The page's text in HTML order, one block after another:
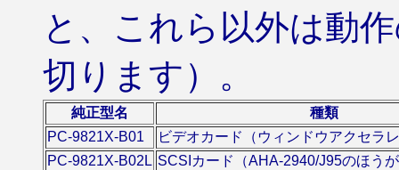
と、これら以外は動
切ります）。
純正型名
種類
PC-9821X-B01
ビデオカード（ウィンドウアクセラ
PC-9821X-B02L SCSIカード（AHA-2940/J95のほう